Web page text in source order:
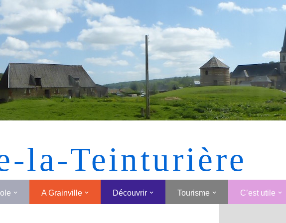
[MONTRER SOUS FORME DE VIGNETTES]
la-Teinturière
A Grainville Découvrir Tourisme C’est utile